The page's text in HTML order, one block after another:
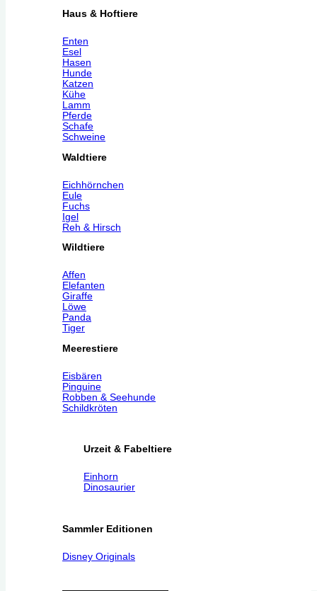
Haus & Hoftiere
Enten
Esel
Hasen
Hunde
Katzen
Kühe
Lamm
Pferde
Schafe
Schweine
Waldtiere
Eichhörnchen
Eule
Fuchs
Igel
Reh & Hirsch
Wildtiere
Affen
Elefanten
Giraffe
Löwe
Panda
Tiger
Meerestiere
Eisbären
Pinguine
Robben & Seehunde
Schildkröten
Urzeit & Fabeltiere
Einhorn
Dinosaurier
Sammler Editionen
Disney Originals